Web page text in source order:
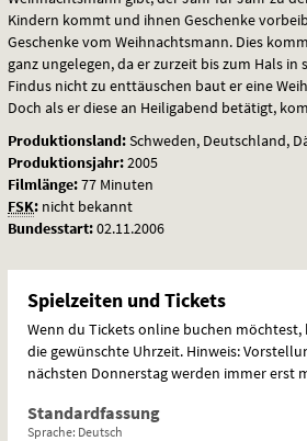
´s
was
geben
Kindern kommt und ihnen Geschenke
Geschenke vom Weihnachtsmann. Dies
ganz ungelegen, da er zurzeit bis zum Hals in
Findus nicht zu enttäuschen baut er eine
Doch als er diese an Heiligabend betätigt,
Produktionsland:Schweden, Deutschland,
Produktionsjahr:2005
Filmlänge:77 Minuten
FSK: nicht bekannt
Bundesstart:02.11.2006
Spielzeiten und Tickets
Wenn du Tickets online buchen möchtest,
die gewünschte Uhrzeit. Hinweis:
nächsten Donnerstag werden immer erst
Standardfassung
Sprache: Deutsch